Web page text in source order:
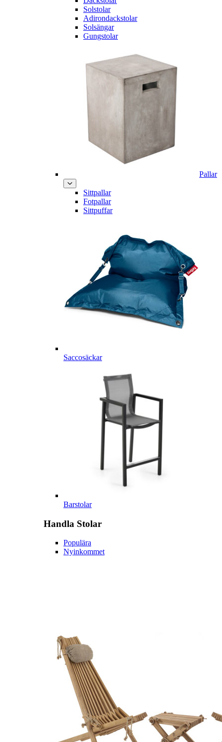
Solstolar
Adirondackstolar
Solsängar
Gungstolar
Pallar
Sittpallar
Fotpallar
Sittpuffar
Saccosäckar
Barstolar
Handla Stolar
Populära
Nyinkommet